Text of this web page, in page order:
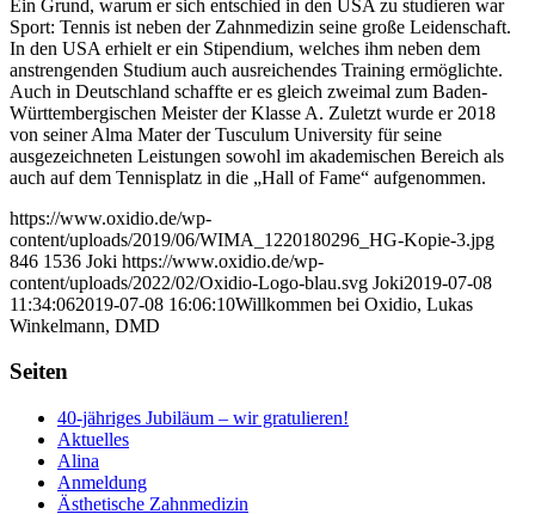
Ein Grund, warum er sich entschied in den USA zu studieren war
Sport: Tennis ist neben der Zahnmedizin seine große Leidenschaft.
In den USA erhielt er ein Stipendium, welches ihm neben dem
anstrengenden Studium auch ausreichendes Training ermöglichte.
Auch in Deutschland schaffte er es gleich zweimal zum Baden-
Württembergischen Meister der Klasse A. Zuletzt wurde er 2018
von seiner Alma Mater der Tusculum University für seine
ausgezeichneten Leistungen sowohl im akademischen Bereich als
auch auf dem Tennisplatz in die „Hall of Fame“ aufgenommen.
https://www.oxidio.de/wp-
content/uploads/2019/06/WIMA_1220180296_HG-Kopie-3.jpg
846 1536 Joki https://www.oxidio.de/wp-
content/uploads/2022/02/Oxidio-Logo-blau.svg Joki2019-07-08
11:34:062019-07-08 16:06:10Willkommen bei Oxidio, Lukas
Winkelmann, DMD
Seiten
40-jähriges Jubiläum – wir gratulieren!
Aktuelles
Alina
Anmeldung
Ästhetische Zahnmedizin